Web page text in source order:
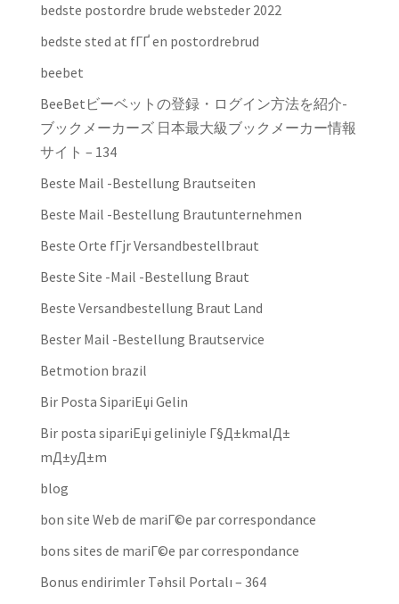
bedste postordre brude websteder 2022
bedste sted at fГҐ en postordrebrud
beebet
BeeBetビーベットの登録・ログイン方法を紹介-
ブックメーカーズ 日本最大級ブックメーカー情報
サイト – 134
Beste Mail -Bestellung Brautseiten
Beste Mail -Bestellung Brautunternehmen
Beste Orte fГјr Versandbestellbraut
Beste Site -Mail -Bestellung Braut
Beste Versandbestellung Braut Land
Bester Mail -Bestellung Brautservice
Betmotion brazil
Bir Posta SipariЕџi Gelin
Bir posta sipariЕџi geliniyle Г§Д±kmalД±
mД±yД±m
blog
bon site Web de mariГ©e par correspondance
bons sites de mariГ©e par correspondance
Bonus endirimler Təhsil Portalı – 364